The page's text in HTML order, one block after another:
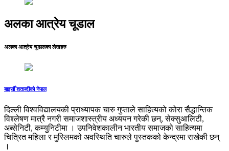
अलका आत्रेय चूडाल
अलका आत्रेय चूडालका लेखहरु
बाइसौँ शताब्दीको नेपाल
दिल्ली विश्वविद्यालयकी प्राध्यापक चारु गुप्ताले साहित्यको कोरा सैद्धान्तिक
विश्लेषण मात्रै नगरी समाजशास्त्रीय अध्ययन गरेकी छन्, सेक्सुआलिटी,
अब्सेनिटी, कम्युनिटीमा । उपनिवेशकालीन भारतीय समाजको साहित्यमा
चित्रित महिला र मुस्लिमको अवस्थिति चारुले पुस्तकको केन्द्रमा राखेकी छन्
।